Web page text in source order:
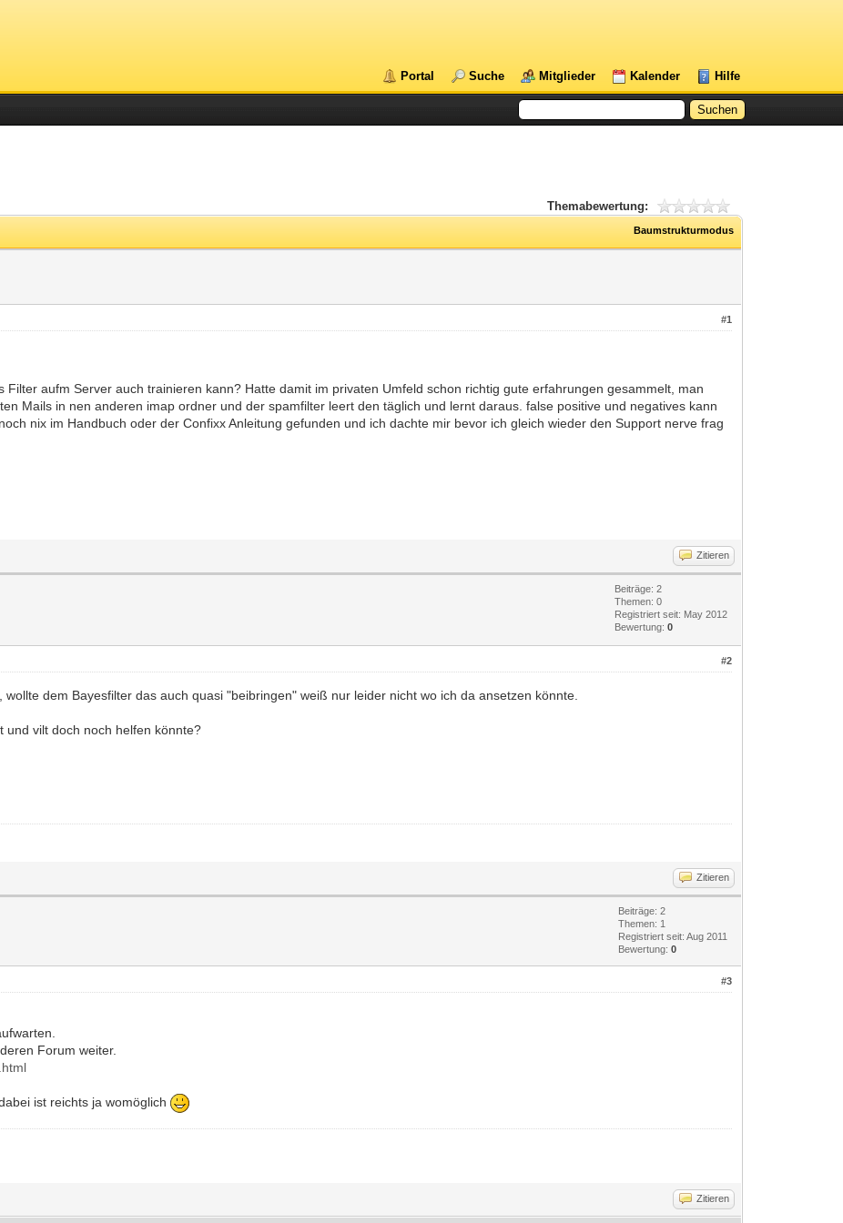
Portal Suche Mitglieder Kalender Hilfe
Themabewertung:
Baumstrukturmodus
#1
aufm Server auch trainieren kann? Hatte damit im privaten Umfeld schon richtig gute erfahrungen gesammelt, man
Mails in nen anderen imap ordner und der spamfilter leert den täglich und lernt daraus. false positive und negatives kann
nix im Handbuch oder der Confixx Anleitung gefunden und ich dachte mir bevor ich gleich wieder den Support nerve frag
Zitieren
Beiträge: 2
Themen: 0
Registriert seit: May 2012
Bewertung:0
#2
dem Bayesfilter das auch quasi "beibringen" weiß nur leider nicht wo ich da ansetzen könnte.
und vilt doch noch helfen könnte?
Zitieren
Beiträge: 2
Themen: 1
Registriert seit: Aug 2011
Bewertung:0
#3
Forum weiter.
ist reichts ja womöglich
Zitieren